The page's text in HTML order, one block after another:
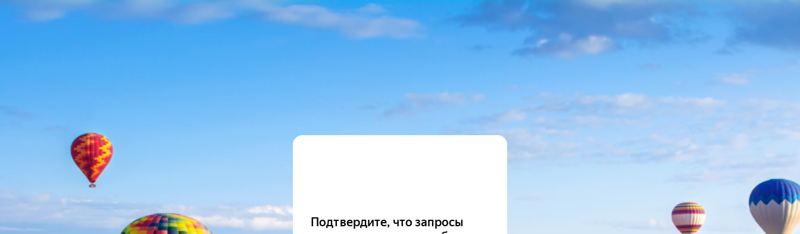
Подтвердите, что запросы